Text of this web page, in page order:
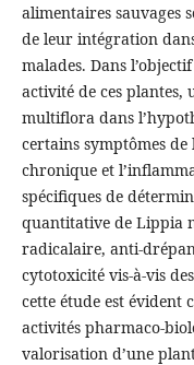
alimentaires sauvages
de leur intégration
malades. Dans
activité de ces
multiflora dans
certains symptômes
chronique et
spécifiques de
quantitative de Lippia
radicalaire, anti-
cytotoxicité vis-à-vis
cette étude est évident
activités pharmaco-
valorisation d’une